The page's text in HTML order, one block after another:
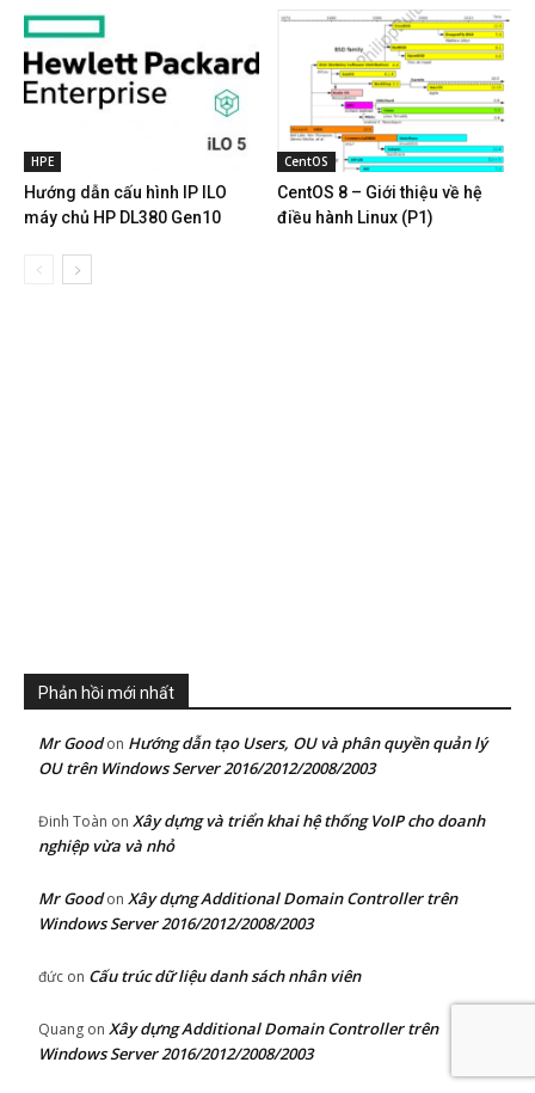
HPE
Hướng dẫn cấu hình IP ILO
máy chủ HP DL380 Gen10
CentOS
CentOS 8 – Giới thiệu về hệ
điều hành Linux (P1)
Phản hồi mới nhất
Mr Goodon Hướng dẫn tạo Users, OU và phân quyền quản lý
OU trên Windows Server 2016/2012/2008/2003
Đinh Toàn on Xây dựng và triển khai hệ thống VoIP cho doanh
nghiệp vừa và nhỏ
Mr Goodon Xây dựng Additional Domain Controller trên
Windows Server 2016/2012/2008/2003
đức on Cấu trúc dữ liệu danh sách nhân viên
Quang on Xây dựng Additional Domain Controller trên
Windows Server 2016/2012/2008/2003